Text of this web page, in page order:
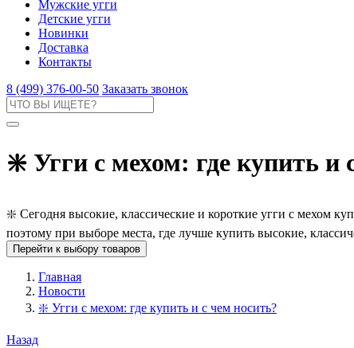
Мужские угги
Детские угги
Новинки
Доставка
Контакты
8 (499) 376-00-50 Заказать звонок
❇️ Угги с мехом: где купить и
❇️ Сегодня высокие, классические и короткие угги с мехом
поэтому при выборе места, где лучше купить высокие,
Перейти к выбору товаров
Главная
Новости
❇️ Угги с мехом: где купить и с чем носить?
Назад